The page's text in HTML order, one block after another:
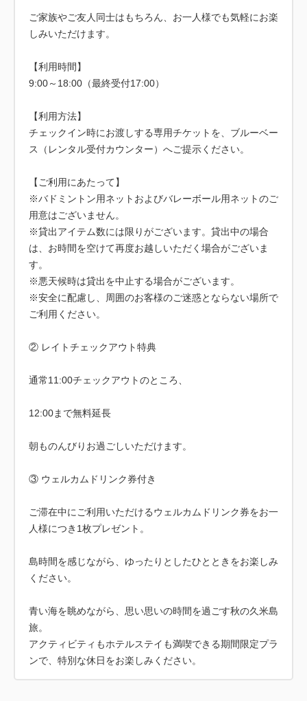
ご家族やご友人同士はもちろん、お一人様でも気軽にお楽
しみいただけます。
【利用時間】
9:00～18:00（最終受付17:00）
【利用方法】
チェックイン時にお渡しする専用チケットを、ブルーベー
ス（レンタル受付カウンター）へご提示ください。
【ご利用にあたって】
※バドミントン用ネットおよびバレーボール用ネットのご
用意はございません。
※貸出アイテム数には限りがございます。貸出中の場合
は、お時間を空けて再度お越しいただく場合がございま
す。
※悪天候時は貸出を中止する場合がございます。
※安全に配慮し、周囲のお客様のご迷惑とならない場所で
ご利用ください。
② レイトチェックアウト特典
通常11:00チェックアウトのところ、
12:00まで無料延長
朝ものんびりお過ごしいただけます。
③ ウェルカムドリンク券付き
ご滞在中にご利用いただけるウェルカムドリンク券をお一
人様につき1枚プレゼント。
島時間を感じながら、ゆったりとしたひとときをお楽しみ
ください。
青い海を眺めながら、思い思いの時間を過ごす秋の久米島
旅。
アクティビティもホテルステイも満喫できる期間限定プラ